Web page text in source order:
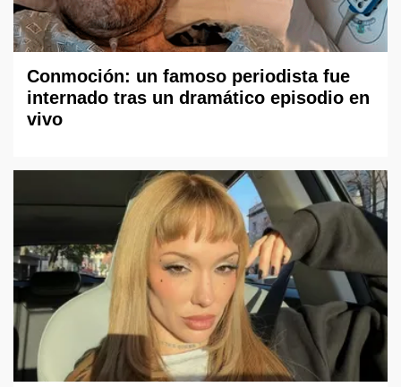
Conmoción: un famoso periodista fue
internado tras un dramático episodio en
vivo